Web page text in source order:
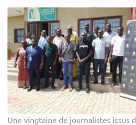
Une vingtaine de journalistes issus